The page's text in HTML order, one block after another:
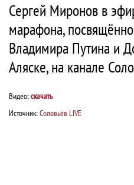
Сергей Миронов в
марафона,
Владимира Путина и
Аляске, на канале
Видео:скачать
Источник:Соловьёв LIVE